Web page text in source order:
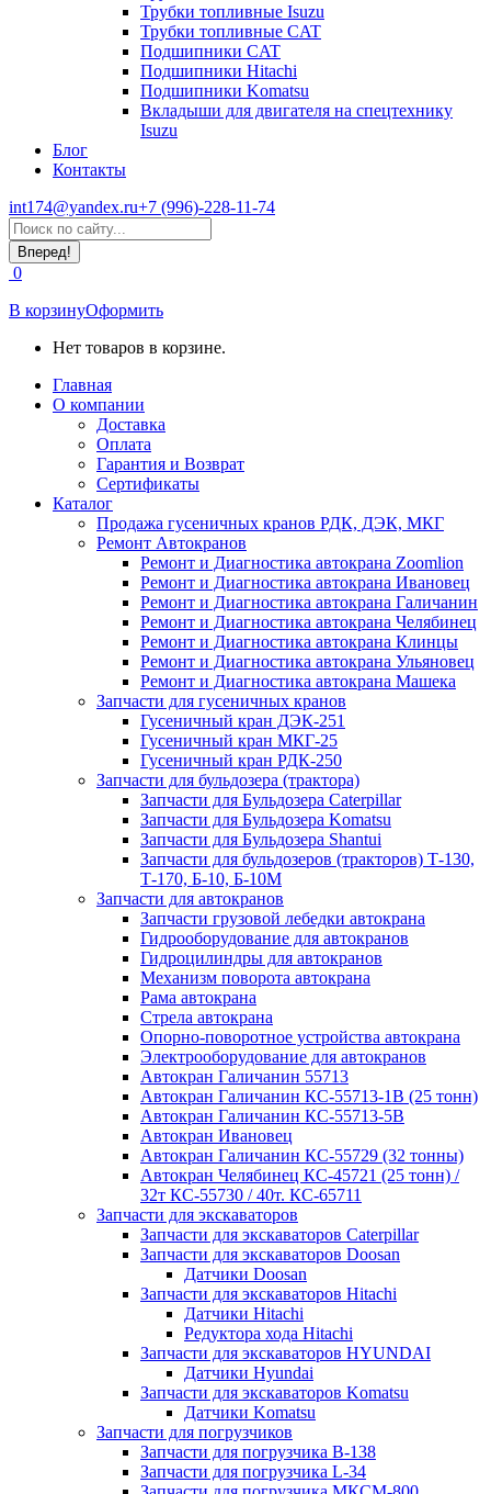
Трубки топливные Isuzu
Трубки топливные CAT
Подшипники CAT
Подшипники Hitachi
Подшипники Komatsu
Вкладыши для двигателя на спецтехнику
Isuzu
Блог
Контакты
int174@yandex.ru+7 (996)-228-11-74
Страница
WhatsApp
открывается
в
новом
окне
Поиск:
0
В корзинуОформить
Нет товаров в корзине.
Главная
О компании
Доставка
Оплата
Гарантия и Возврат
Сертификаты
Каталог
Продажа гусеничных кранов РДК, ДЭК, МКГ
Ремонт Автокранов
Ремонт и Диагностика автокрана Zoomlion
Ремонт и Диагностика автокрана Ивановец
Ремонт и Диагностика автокрана Галичанин
Ремонт и Диагностика автокрана Челябинец
Ремонт и Диагностика автокрана Клинцы
Ремонт и Диагностика автокрана Ульяновец
Ремонт и Диагностика автокрана Машека
Запчасти для гусеничных кранов
Гусеничный кран ДЭК-251
Гусеничный кран МКГ-25
Гусеничный кран РДК-250
Запчасти для бульдозера (трактора)
Запчасти для Бульдозера Caterpillar
Запчасти для Бульдозера Komatsu
Запчасти для Бульдозера Shantui
Запчасти для бульдозеров (тракторов) Т-130,
Т-170, Б-10, Б-10М
Запчасти для автокранов
Запчасти грузовой лебедки автокрана
Гидрооборудование для автокранов
Гидроцилиндры для автокранов
Механизм поворота автокрана
Рама автокрана
Стрела автокрана
Опорно-поворотное устройства автокрана
Электрооборудование для автокранов
Автокран Галичанин 55713
Автокран Галичанин КС-55713-1В (25 тонн)
Автокран Галичанин КС-55713-5В
Автокран Ивановец
Автокран Галичанин КС-55729 (32 тонны)
Автокран Челябинец КС-45721 (25 тонн) /
32т КС-55730 / 40т. КС-65711
Запчасти для экскаваторов
Запчасти для экскаваторов Caterpillar
Запчасти для экскаваторов Doosan
Датчики Doosan
Запчасти для экскаваторов Hitachi
Датчики Hitachi
Редуктора хода Hitachi
Запчасти для экскаваторов HYUNDAI
Датчики Hyundai
Запчасти для экскаваторов Komatsu
Датчики Komatsu
Запчасти для погрузчиков
Запчасти для погрузчика B-138
Запчасти для погрузчика L-34